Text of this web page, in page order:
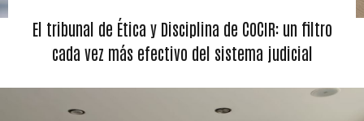
El tribunal de Ética y Disciplina de COCIR: un filtro
cada vez más efectivo del sistema judicial